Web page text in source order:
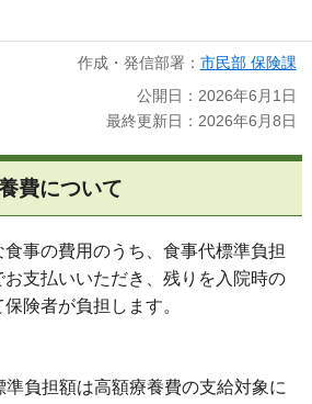
作成・発信部署： 市民部 保険課
公開日：2026年6月1日
最終更新日：2026年6月8日
費について
食事の費用のうち、食事代標準負担
支払いいただき、残りを入院時の
険者が負担します。
準負担額は高額療養費の支給対象に